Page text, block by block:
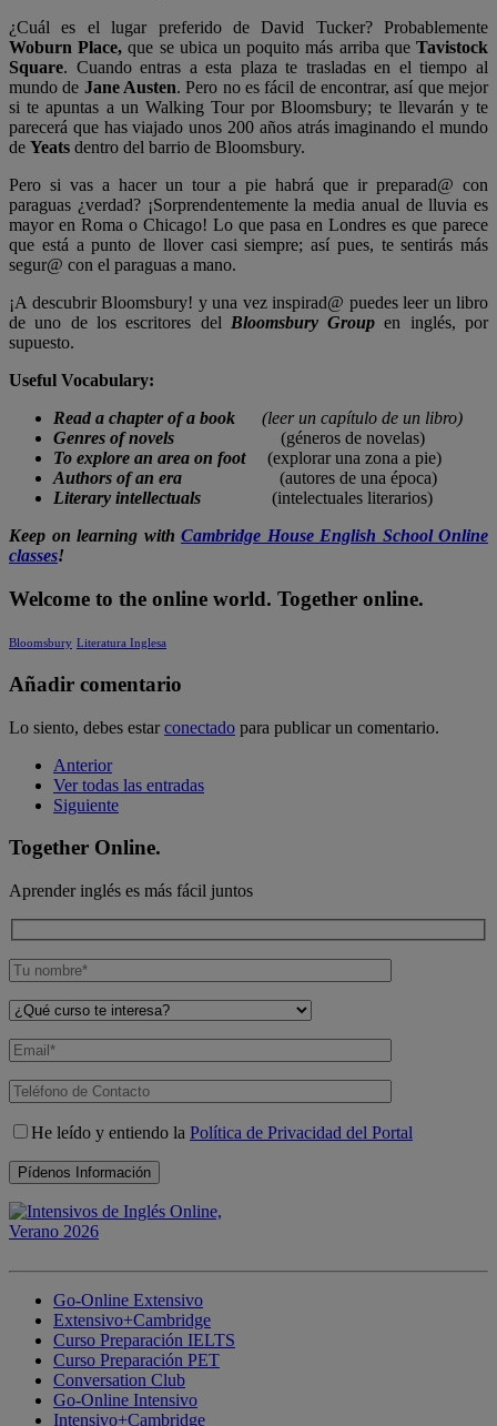
¿Cuál es el lugar preferido de David Tucker? Probablemente
Woburn Place, que se ubica un poquito más arriba queTavistock
Square. Cuando entras a esta plaza te trasladas en el tiempo al
mundo de Jane Austen. Pero no es fácil de encontrar, así que mejor
si te apuntas a un Walking Tour por Bloomsbury; te llevarán y te
parecerá que has viajado unos 200 años atrás imaginando el mundo
de Yeats dentro del barrio de Bloomsbury.
Pero si vas a hacer un tour a pie habrá que ir preparad@ con
paraguas ¿verdad? ¡Sorprendentemente la media anual de lluvia es
mayor en Roma o Chicago! Lo que pasa en Londres es que parece
que está a punto de llover casi siempre; así pues, te sentirás más
segur@ con el paraguas a mano.
¡A descubrir Bloomsbury! y una vez inspirad@ puedes leer un libro
de uno de los escritores del Bloomsbury Group en inglés, por
supuesto.
Useful Vocabulary:
Read a chapter of a book (leer un capítulo de un libro)
Genres of novels (géneros de novelas)
To explore an area on foot (explorar una zona a pie)
Authors of an era (autores de una época)
Literary intellectuals (intelectuales literarios)
Keep on learning with Cambridge House English School Online
classes!
Welcome to the online world. Together online.
Bloomsbury Literatura Inglesa
Añadir comentario
Lo siento, debes estarconectado para publicar un comentario.
Anterior
Ver todas las entradas
Siguiente
Together Online.
Aprender inglés es más fácil juntos
He leído y entiendo la Política de Privacidad del Portal
Go-Online Extensivo
Extensivo+Cambridge
Curso Preparación IELTS
Curso Preparación PET
Conversation Club
Go-Online Intensivo
Intensivo+Cambridge